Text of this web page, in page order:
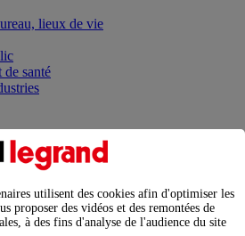
lieux de vie
de santé
le fonctionnement des appareils
son tableau électrique
Center Solutions : concentrer les
de vos performances
utilisent des cookies afin d'optimiser les
proposer des vidéos et des remontées de
à des fins d'analyse de l'audience du site